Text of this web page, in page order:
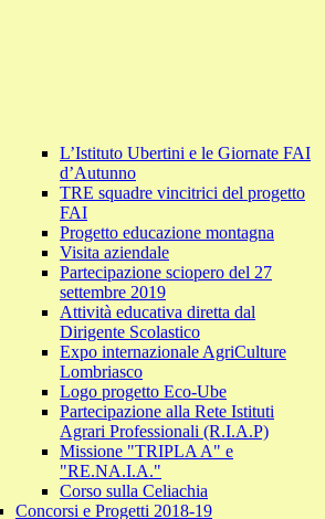
L’Istituto Ubertini e le Giornate FAI
d’Autunno
TRE squadre vincitrici del progetto
FAI
Progetto educazione montagna
Visita aziendale
Partecipazione sciopero del 27
settembre 2019
Attività educativa diretta dal
Dirigente Scolastico
Expo internazionale AgriCulture
Lombriasco
Logo progetto Eco-Ube
Partecipazione alla Rete Istituti
Agrari Professionali (R.I.A.P)
Missione "TRIPLA A" e
"RE.NA.I.A."
Corso sulla Celiachia
Concorsi e Progetti 2018-19